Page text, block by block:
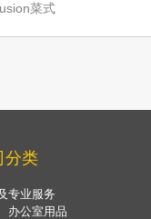
菜式
分类
专业服务
办公室用品